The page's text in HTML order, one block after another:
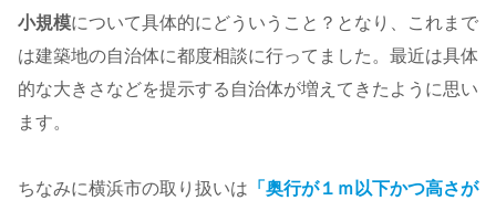
小規模について具体的にどういうこと？となり、これまで
は建築地の自治体に都度相談に行ってました。最近は具体
的な大きさなどを提示する自治体が増えてきたように思い
ます。
ちなみに横浜市の取り扱いは 「奥行が１ｍ以下かつ高さが